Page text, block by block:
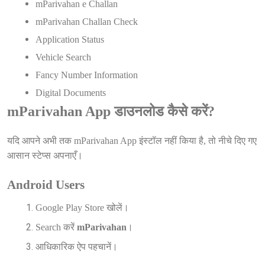
mParivahan e Challan
mParivahan Challan Check
Application Status
Vehicle Search
Fancy Number Information
Digital Documents
mParivahan App डाउनलोड कैसे करें?
यदि आपने अभी तक mParivahan App इंस्टॉल नहीं किया है, तो नीचे दिए गए
आसान स्टेप्स अपनाएँ।
Android Users
Google Play Store खोलें।
Search करें mParivahan ।
आधिकारिक ऐप पहचानें।